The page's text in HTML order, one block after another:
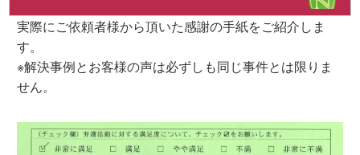
実際にご依頼者様から頂いた感謝の手紙をご紹介しま
す。
※解決事例とお客様の声は必ずしも同じ事件とは限りま
せん。